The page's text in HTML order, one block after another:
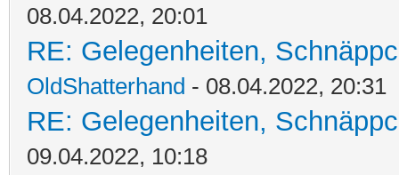
08.04.2022, 20:01
RE: Gelegenheiten,
OldShatterhand - 08.04.2022, 20:31
RE: Gelegenheiten,
09.04.2022, 10:18